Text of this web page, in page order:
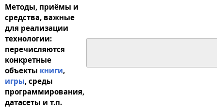
Методы, приёмы и
средства, важные
для реализации
технологии:
перечисляются
конкретные
объекты книги,
игры, среды
программирования,
датасеты и т.п.